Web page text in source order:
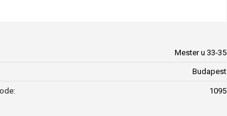
Mester u 33-35
Budapest
1095